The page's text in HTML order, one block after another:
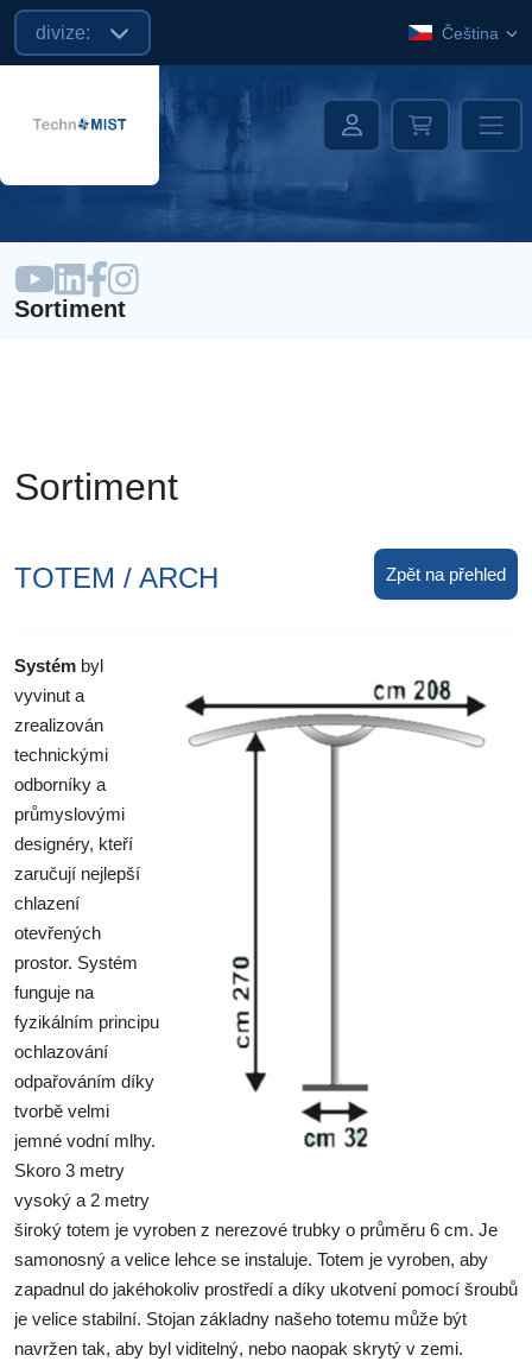
divize: Čeština
Sortiment
Sortiment
TOTEM / ARCH Zpět na přehled
Systém byl
vyvinut a
zrealizován
technickými
odborníky a
průmyslovými
designéry, kteří
zaručují nejlepší
chlazení
otevřených
prostor. Systém
funguje na
fyzikálním principu
ochlazování
odpařováním díky
tvorbě velmi
jemné vodní mlhy.
Skoro 3 metry
vysoký a 2 metry
široký totem je vyroben z nerezové trubky o průměru 6 cm. Je
samonosný a velice lehce se instaluje. Totem je vyroben, aby
zapadnul do jakéhokoliv prostředí a díky ukotvení pomocí šroubů
je velice stabilní. Stojan základny našeho totemu může být
navržen tak, aby byl viditelný, nebo naopak skrytý v zemi.